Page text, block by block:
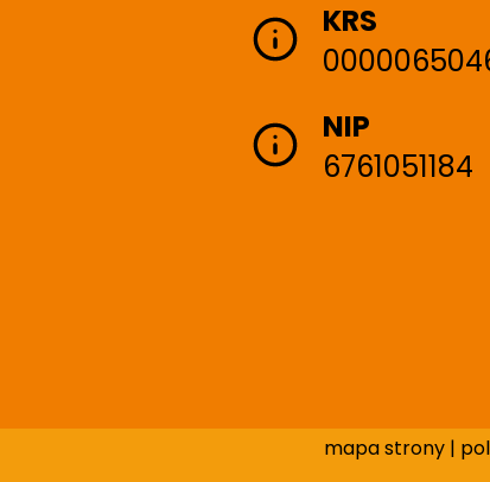
KRS
NIP
6761051184
mapa strony |